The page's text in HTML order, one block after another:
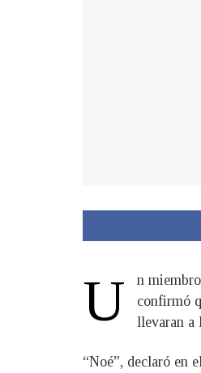
U
n
confirmó
llevaran a
“Noé”, declaró en